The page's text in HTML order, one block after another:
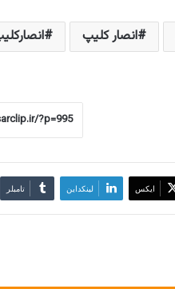
انصار کلیپ
ایکس لینکداین تامبلر